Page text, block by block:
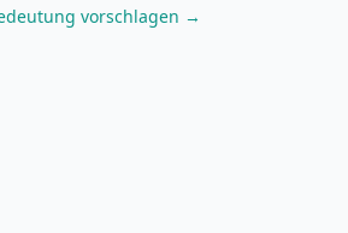
vorschlagen →